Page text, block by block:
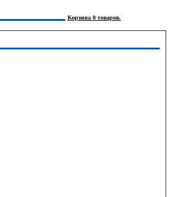
Корзина 0 товаров.